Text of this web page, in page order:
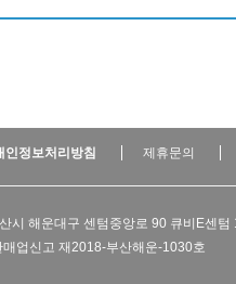
인정보처리방침 제휴문의
시 해운대구 센텀중앙로 90 큐비E센
업신고 재2018-부산해운-1030호